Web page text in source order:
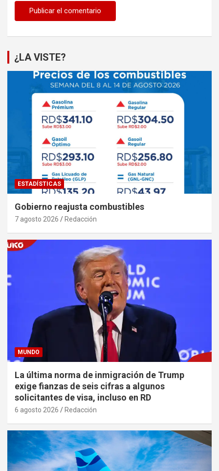
¿LA VISTE?
ESTADÍSTICAS
Gobierno reajusta combustibles
7 agosto 2026 Redacción
MUNDO
La última norma de inmigración de Trump
exige fianzas de seis cifras a algunos
solicitantes de visa, incluso en RD
6 agosto 2026 Redacción